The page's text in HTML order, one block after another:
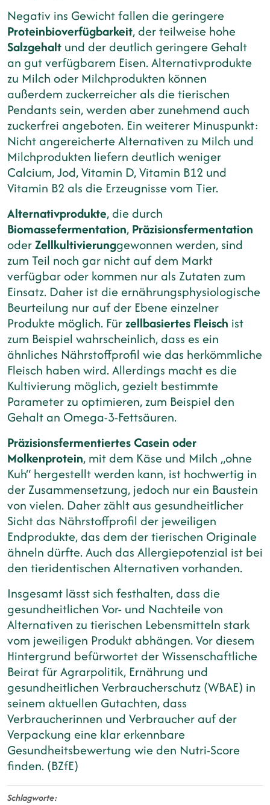
Negativ ins Gewicht fallen die geringere
Proteinbioverfügbarkeit, der teilweise hohe
Salzgehalt und der deutlich geringere Gehalt
an gut verfügbarem Eisen. Alternativprodukte
zu Milch oder Milchprodukten können
außerdem zuckerreicher als die tierischen
Pendants sein, werden aber zunehmend auch
zuckerfrei angeboten. Ein weiterer Minuspunkt:
Nicht angereicherte Alternativen zu Milch und
Milchprodukten liefern deutlich weniger
Calcium, Jod, Vitamin D, Vitamin B12 und
Vitamin B2 als die Erzeugnisse vom Tier.
Alternativprodukte, die durch
Biomassefermentation, Präzisionsfermentation
oderZellkultivierunggewonnen werden, sind
zum Teil noch gar nicht auf dem Markt
verfügbar oder kommen nur als Zutaten zum
Einsatz. Daher ist die ernährungsphysiologische
Beurteilung nur auf der Ebene einzelner
Produkte möglich. Fürzellbasiertes Fleisch ist
zum Beispiel wahrscheinlich, dass es ein
ähnliches Nährstoffprofil wie das herkömmliche
Fleisch haben wird. Allerdings macht es die
Kultivierung möglich, gezielt bestimmte
Parameter zu optimieren, zum Beispiel den
Gehalt an Omega-3-Fettsäuren.
Präzisionsfermentiertes Casein oder
Molkenprotein, mit dem Käse und Milch „ohne
Kuh“ hergestellt werden kann, ist hochwertig in
der Zusammensetzung, jedoch nur ein Baustein
von vielen. Daher zählt aus gesundheitlicher
Sicht das Nährstoffprofil der jeweiligen
Endprodukte, das dem der tierischen Originale
ähneln dürfte. Auch das Allergiepotenzial ist bei
den tieridentischen Alternativen vorhanden.
Insgesamt lässt sich festhalten, dass die
gesundheitlichen Vor- und Nachteile von
Alternativen zu tierischen Lebensmitteln stark
vom jeweiligen Produkt abhängen. Vor diesem
Hintergrund befürwortet der Wissenschaftliche
Beirat für Agrarpolitik, Ernährung und
gesundheitlichen Verbraucherschutz (WBAE) in
seinem aktuellen Gutachten, dass
Verbraucherinnen und Verbraucher auf der
Verpackung eine klar erkennbare
Gesundheitsbewertung wie den Nutri-Score
finden. (BZfE)
Schlagworte